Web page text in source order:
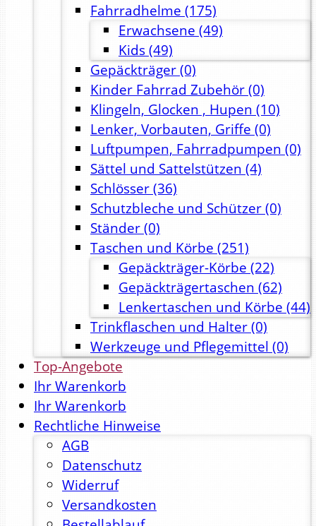
Fahrradhelme (175)
Erwachsene (49)
Kids(49)
Gepäckträger(0)
Kinder Fahrrad Zubehör(0)
Klingeln, Glocken , Hupen (10)
Lenker, Vorbauten, Griffe (0)
Luftpumpen, Fahrradpumpen (0)
Sättel und Sattelstützen (4)
Schlösser(36)
Schutzbleche und Schützer(0)
Ständer(0)
Taschen und Körbe (251)
Gepäckträger-Körbe (22)
Gepäckträgertaschen (62)
Lenkertaschen und Körbe (44)
Trinkflaschen und Halter(0)
Werkzeuge und Pflegemittel (0)
Top-Angebote
Ihr Warenkorb
Ihr Warenkorb
Rechtliche Hinweise
AGB
Datenschutz
Widerruf
Versandkosten